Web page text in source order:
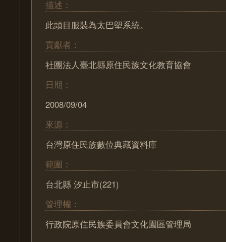
描述：
此頭目服裝為太巴塱系統。
貢獻者：
社團法人臺北縣原住民族文化教育協會
日期：
2008/09/04
來源：
台灣原住民族數位典藏資料庫
範圍：
台北縣 汐止市(221)
管理權：
行政院原住民族委員會文化園區管理局